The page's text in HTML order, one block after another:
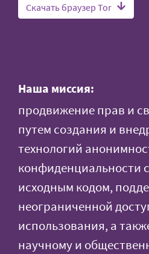
Скачать браузер Tor
Наша миссия:
продвижение прав и
путем создания и
технологий
конфиденциальности
исходным кодом,
неограниченной
использования, а
научному и